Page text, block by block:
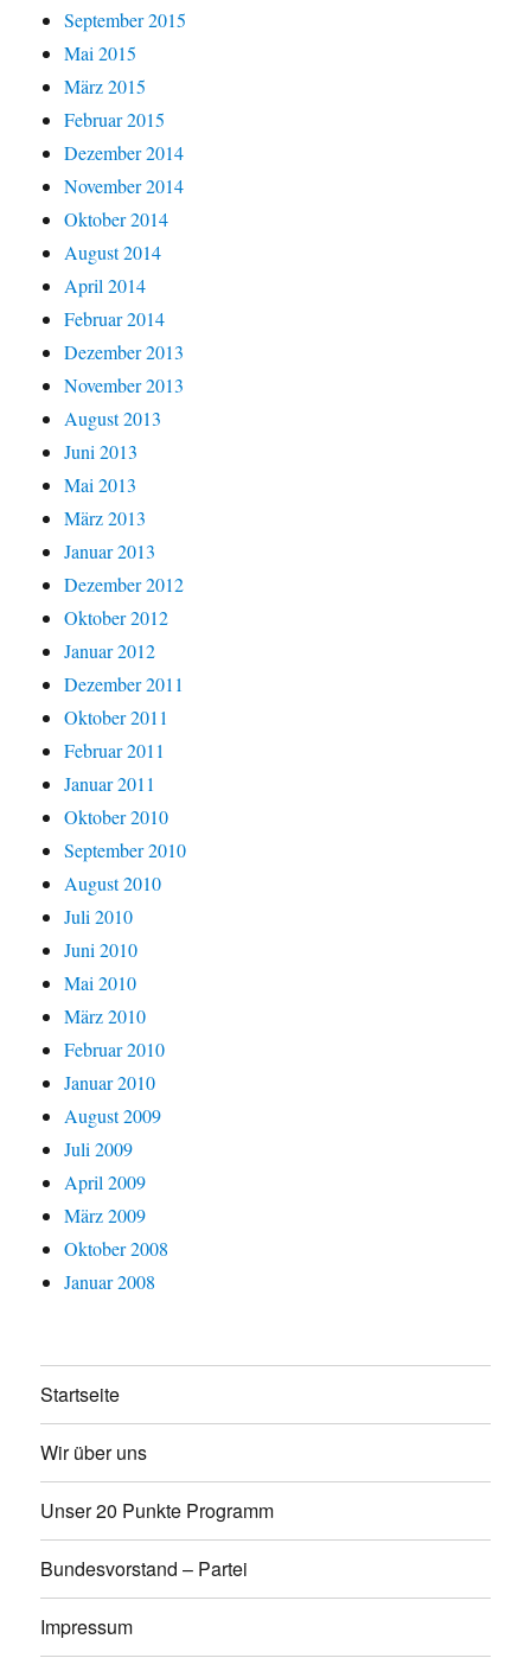
September 2015
Mai 2015
März 2015
Februar 2015
Dezember 2014
November 2014
Oktober 2014
August 2014
April 2014
Februar 2014
Dezember 2013
November 2013
August 2013
Juni 2013
Mai 2013
März 2013
Januar 2013
Dezember 2012
Oktober 2012
Januar 2012
Dezember 2011
Oktober 2011
Februar 2011
Januar 2011
Oktober 2010
September 2010
August 2010
Juli 2010
Juni 2010
Mai 2010
März 2010
Februar 2010
Januar 2010
August 2009
Juli 2009
April 2009
März 2009
Oktober 2008
Januar 2008
Startseite
Wir über uns
Unser 20 Punkte Programm
Bundesvorstand – Partei
Impressum